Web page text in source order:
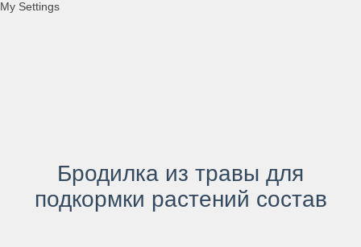
My Settings
Бродилка из травы для
подкормки растений состав